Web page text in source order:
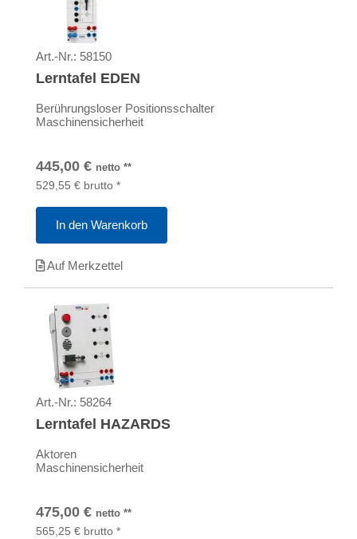
Art.-Nr.: 58150
Lerntafel EDEN
Berührungsloser Positionsschalter
Maschinensicherheit
445,00 € netto **
529,55 € brutto *
In den Warenkorb
Auf Merkzettel
Art.-Nr.: 58264
Lerntafel HAZARDS
Aktoren
Maschinensicherheit
475,00 € netto **
565,25 € brutto *